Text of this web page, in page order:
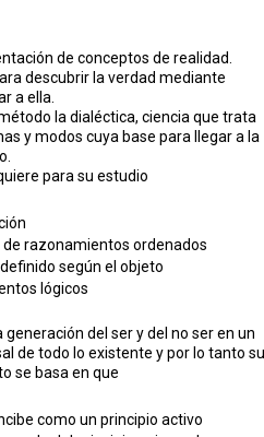
de conceptos de realidad.
descubrir la verdad mediante
a ella.
la dialéctica, ciencia que trata
y modos cuya base para llegar a la
para su estudio
razonamientos ordenados
según el objeto
lógicos
del ser y del no ser en un
de todo lo existente y por lo tanto su
se basa en que
como un principio activo